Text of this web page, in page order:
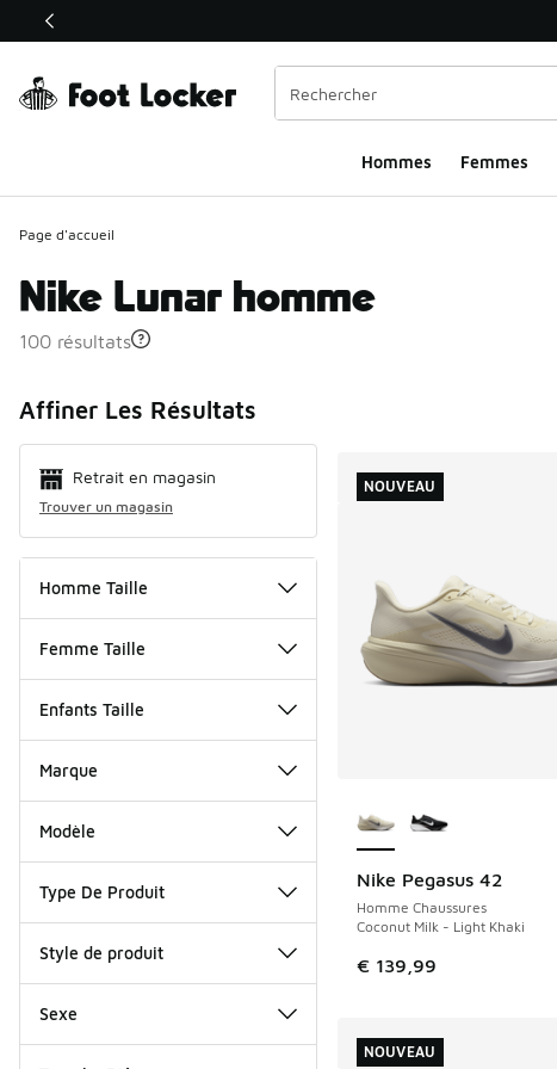
Ce lien ouvrira une nouvelle fenêtre
Hommes​ Femmes
Page d'accueil
Nike Lunar homme
100 résultats
Affiner Les Résultats
Retrait en magasin
Trouver un magasin
Homme Taille
Femme Taille
Enfants Taille
Marque
Modèle
Type De Produit
Style de produit
Sexe
Nike Pegasus 42
Homme Chaussures
Coconut Milk - Light Khaki
€ 139,99
NOUVEAU
NOUVEAU
NOUVEAU